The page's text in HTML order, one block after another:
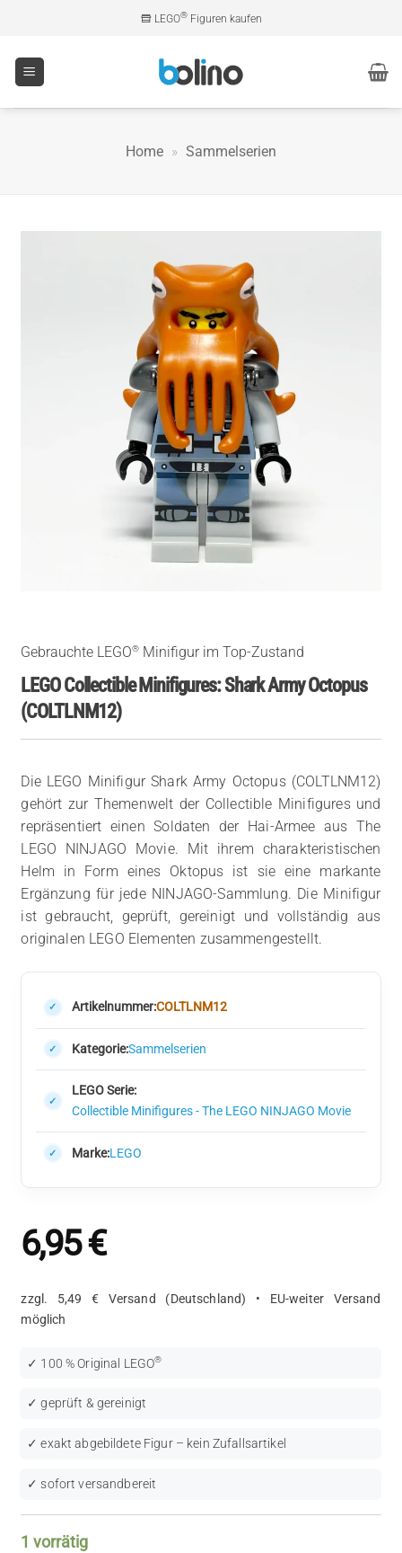
springen
LEGO®Figuren kaufen
Home » Sammelserien
Gebrauchte LEGO® Minifigur im Top-Zustand
LEGO Collectible Minifigures: Shark Army Octopus
(COLTLNM12)
Die LEGO Minifigur Shark Army Octopus (COLTLNM12)
gehört zur Themenwelt der Collectible Minifigures und
repräsentiert einen Soldaten der Hai-Armee aus The
LEGO NINJAGO Movie. Mit ihrem charakteristischen
Helm in Form eines Oktopus ist sie eine markante
Ergänzung für jede NINJAGO-Sammlung. Die Minifigur
ist gebraucht, geprüft, gereinigt und vollständig aus
originalen LEGO Elementen zusammengestellt.
Artikelnummer:COLTLNM12
Kategorie:Sammelserien
LEGO Serie:
Collectible Minifigures - The LEGO NINJAGO Movie
Marke:LEGO
6,95€
zzgl. 5,49 € Versand (Deutschland) • EU-weiter Versand
möglich
✓ 100 % Original LEGO®
✓ geprüft & gereinigt
✓ exakt abgebildete Figur – kein Zufallsartikel
✓ sofort versandbereit
1 vorrätig